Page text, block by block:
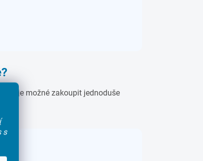
s
je možné zakoupit jednoduše